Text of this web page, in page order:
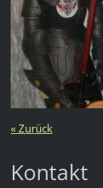
« Zurück
Kontakt